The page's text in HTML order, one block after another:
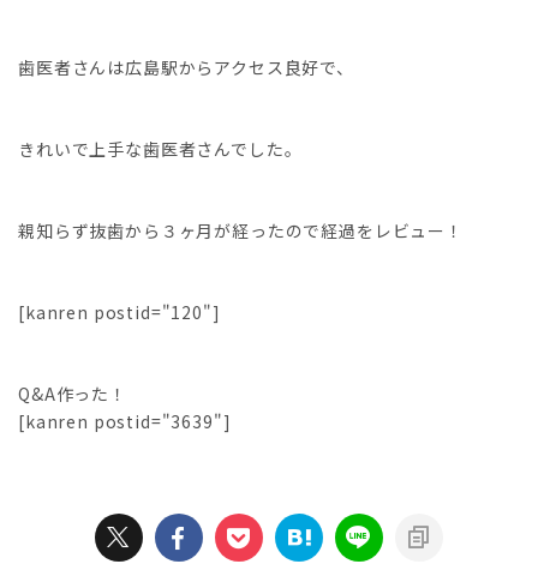
歯医者さんは広島駅からアクセス良好で、
きれいで上手な歯医者さんでした。
親知らず抜歯から３ヶ月が経ったので経過をレビュー！
[kanren postid="120"]
Q&A作った！
[kanren postid="3639"]